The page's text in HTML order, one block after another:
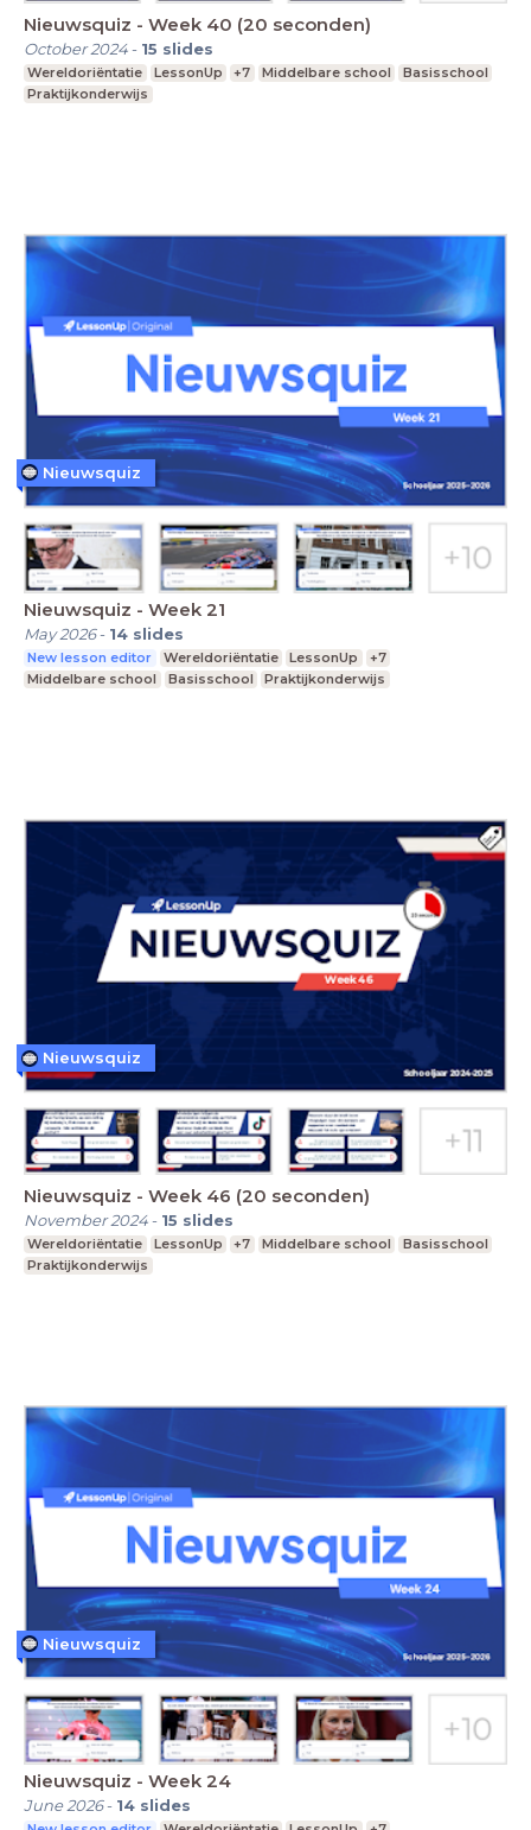
Nieuwsquiz - Week 40 (20 seconden)
October 2024- 15 slides
Wereldoriëntatie LessonUp +7 Middelbare school
Basisschool
Praktijkonderwijs
Nieuwsquiz - Week 21
May 2026- 14 slides
New lesson editor Wereldoriëntatie LessonUp
+7
Middelbare school
Basisschool Praktijkonderwijs
Nieuwsquiz
Nieuwsquiz - Week 46 (20 seconden)
November 2024- 15 slides
Wereldoriëntatie LessonUp +7 Middelbare school
Basisschool
Praktijkonderwijs
Nieuwsquiz
Nieuwsquiz - Week 24
June 2026- 14 slides
Nieuwsquiz